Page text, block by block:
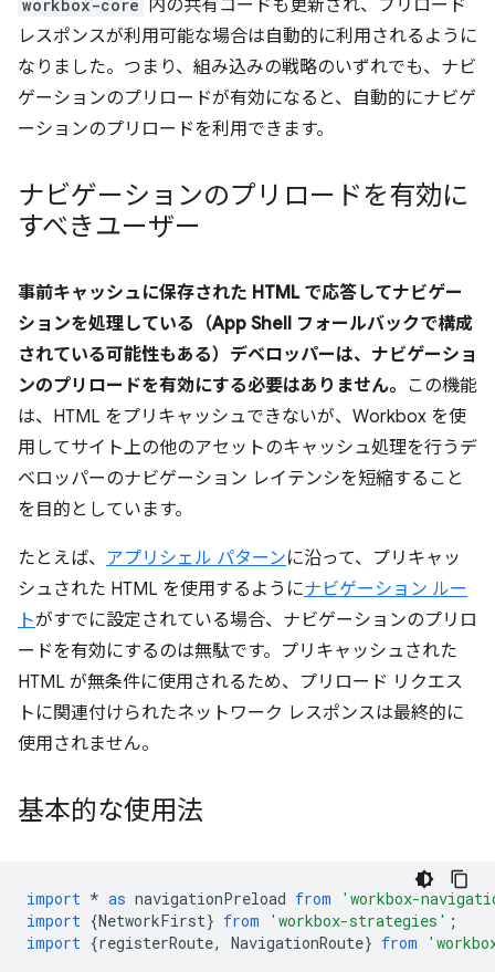
workbox-core 内の共有コードも更新され、プリロード
レスポンスが利用可能な場合は自動的に利用されるように
なりました。つまり、組み込みの戦略のいずれでも、ナビ
ゲーションのプリロードが有効になると、自動的にナビゲ
ーションのプリロードを利用できます。
ナビゲーションのプリロードを有効に
すべきユーザー
事前キャッシュに保存された HTML で応答してナビゲー
ションを処理している（App Shell フォールバックで構成
されている可能性もある）デベロッパーは、ナビゲーショ
ンのプリロードを有効にする必要はありません。
この機能
は、HTML をプリキャッシュできないが、Workbox を使
用してサイト上の他のアセットのキャッシュ処理を行うデ
ベロッパーのナビゲーション レイテンシを短縮すること
を目的としています。
たとえば、 アプリシェル パターンに沿って、プリキャッ
シュされた HTML を使用するようにナビゲーション ルー
トがすでに設定されている場合、ナビゲーションのプリロ
ードを有効にするのは無駄です。プリキャッシュされた
HTML が無条件に使用されるため、プリロード リクエス
トに関連付けられたネットワーク レスポンスは最終的に
使用されません。
基本的な使用法
import * as navigationPreload from
'workbox-
import {NetworkFirst} from 'workbox-strategies' ;
import {registerRoute, NavigationRoute} from